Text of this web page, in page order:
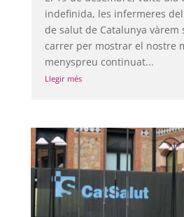
indefinida, les infermeres
de salut de Catalunya
carrer per mostrar el nostre
menyspreu continuat...
Llegir més